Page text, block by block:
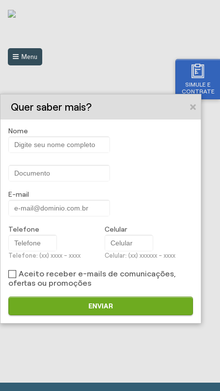
SIMULE E
CONTRATE
Menu
Saúde e Odonto
Seguro Aluguel
Seguro de Viagem
Seguro de Vida e Família
Seguro para Imóveis
Seguros Empresariais
Soluções Financeiras
Quer saber mais?
Nome
E-mail
Telefone
Telefone: (xx) xxxx - xxxx
Celular
Celular: (xx) xxxxxx - xxxx
Aceito receber e-mails de comunicações,
ofertas ou promoções
ENVIAR